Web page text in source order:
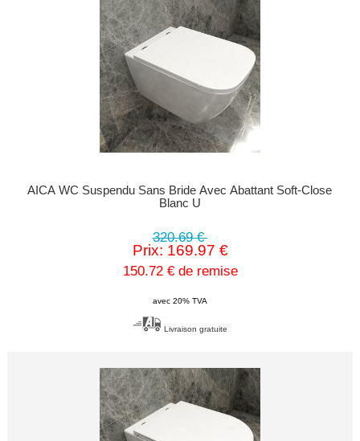
AICA WC Suspendu Sans Bride Avec Abattant Soft-Close
Blanc U
320.69 €
Prix: 169.97 €
150.72 € de remise
avec 20% TVA
Livraison gratuite